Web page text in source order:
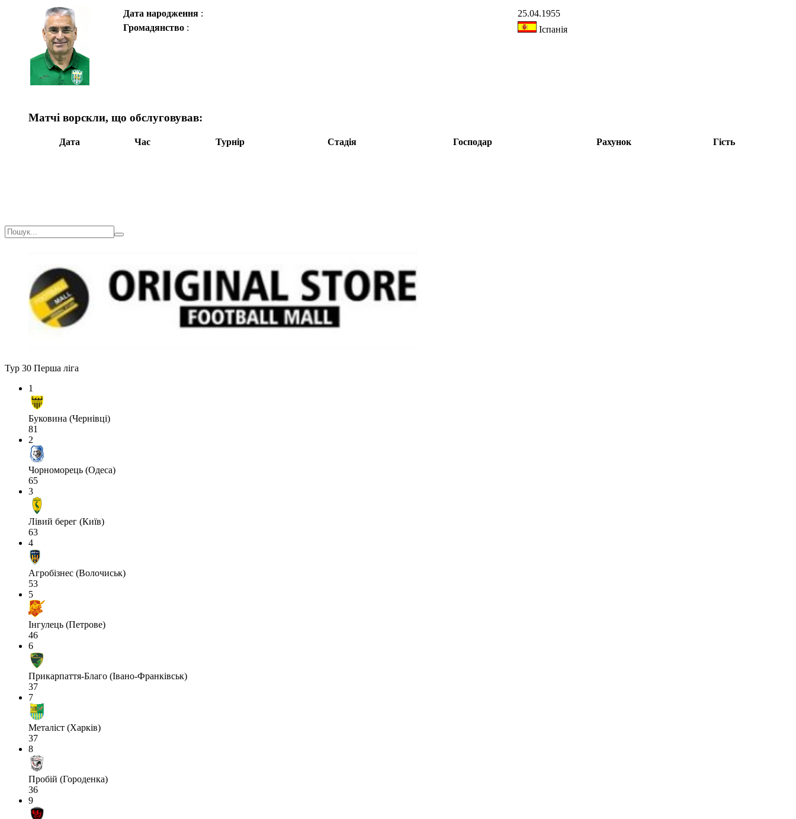
Дата народження :
25.04.1955
Громадянство : Іспанія
Матчі ворскли, що обслуговував:
Дата Час Турнір Стадія Господар Рахунок Гість
Тур 30 Перша ліга
1
Буковина (Чернівці)
81
2
Чорноморець (Одеса)
65
3
Лівий берег (Київ)
63
4
Агробізнес (Волочиськ)
53
5
Інгулець (Петрове)
46
6
Прикарпаття-Благо (Івано-Франківськ)
37
7
Металіст (Харків)
37
8
Пробій (Городенка)
36
9